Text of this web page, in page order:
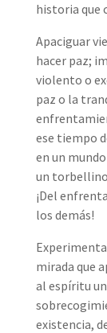
historia que
Apaciguar
hacer paz;
violento o
paz o la
ese tiempo
en un
un
¡Del
los demás!
mirada que
al espíritu
existencia,